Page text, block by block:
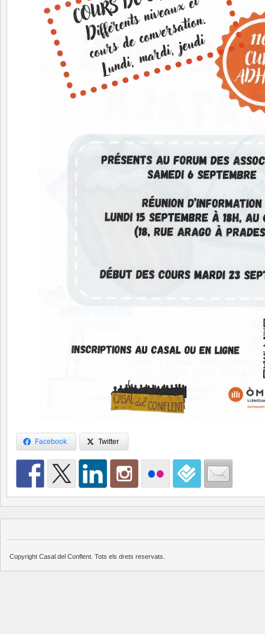
Facebook Twitter
Copyright Casal del Conflent. Tots els drets reservats.